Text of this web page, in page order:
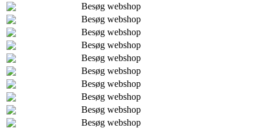
Besøg webshop
Besøg webshop
Besøg webshop
Besøg webshop
Besøg webshop
Besøg webshop
Besøg webshop
Besøg webshop
Besøg webshop
Besøg webshop